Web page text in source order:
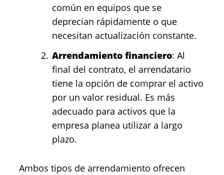
común en equipos que se
deprecian rápidamente o que
necesitan actualización constante.
Arrendamiento financiero: Al
final del contrato, el arrendatario
tiene la opción de comprar el activo
por un valor residual. Es más
adecuado para activos que la
empresa planea utilizar a largo
plazo.
Ambos tipos de arrendamiento ofrecen